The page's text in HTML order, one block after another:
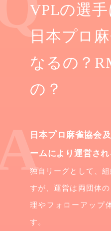
VPLの選
日本プロ
なるの？
の？
日本プロ麻雀協会
ームにより運営さ
独自リーグとして、
すが、運営は両団体
理やフォローアップ
す。